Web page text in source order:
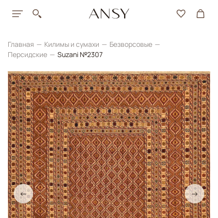
Главная Килимы и сумахи
Безворсовые
Персидские
Suzani №2307
← →